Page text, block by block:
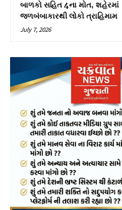
બાળકો સહિત 4ના મોત, શહેરમાં
જળબંબાકારથી લોકો ત્રાહિમામ
July 7, 2026